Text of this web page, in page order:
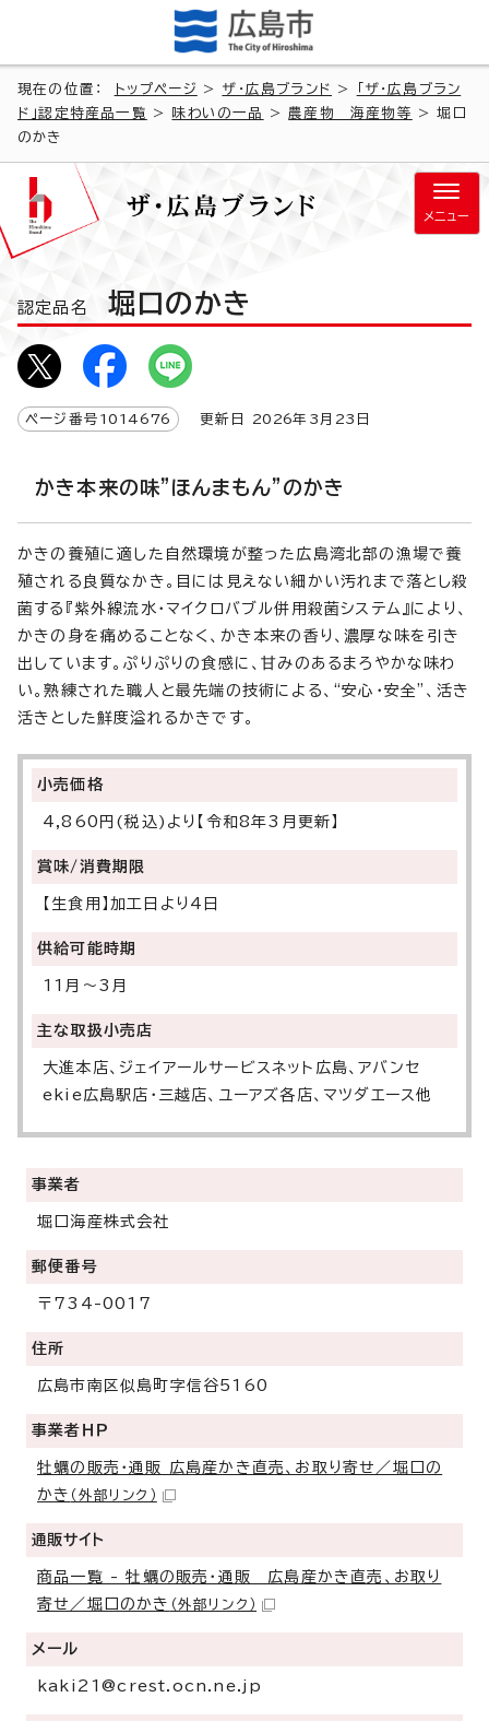
現在の位置： トップページ > ザ・広島ブランド >
「ザ・広島ブラン
ド」認定特産品一覧
> 味わいの一品 > 農産物 海産物等
> 堀口
のかき
メニュー
認定品名 堀口のかき
ページ番号 1014676 更新日 2026年3月 23 日
かき本来の味”ほんまもん”のかき
かきの養殖に適した自然環境が整った広島湾北部の漁場で養
殖される良質なかき。目には見えない細かい汚れまで落とし殺
菌する『紫外線流水・マイクロバブル併用殺菌システム』により、
かきの身を痛めることなく、かき本来の香り、濃厚な味を引き
出しています。ぷりぷりの食感に、甘みのあるまろやかな味わ
い。熟練された職人と最先端の技術による、“安心・安全”、活き
活きとした鮮度溢れるかきです。
小売価格
4,860円(税込)より【令和8年3月更新】
賞味/消費期限
【生食用】加工日より4日
供給可能時期
11月～3月
主な取扱小売店
大進本店、ジェイアールサービスネット広島、アバンセ
ekie広島駅店・三越店、ユーアズ各店、マツダエース他
事業者
堀口海産株式会社
郵便番号
〒734-0017
住所
広島市南区似島町字信谷5160
事業者ＨＰ
牡蠣の販売・通販 広島産かき直売、お取り寄せ／堀口の
かき （外部リンク）
通販サイト
商品一覧 - 牡蠣の販売・通販 広島産かき直売、お取り
寄せ／堀口のかき （外部リンク）
メール
kaki21@crest.ocn.ne.jp